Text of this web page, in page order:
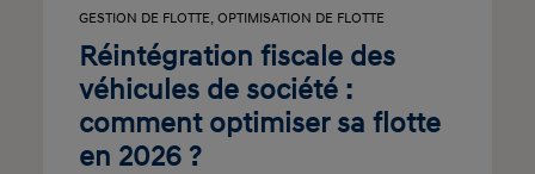
GESTION DE FLOTTE, OPTIMISATION DE FLOTTE
Réintégration fiscale des
véhicules de société :
comment optimiser sa flotte
en 2026 ?